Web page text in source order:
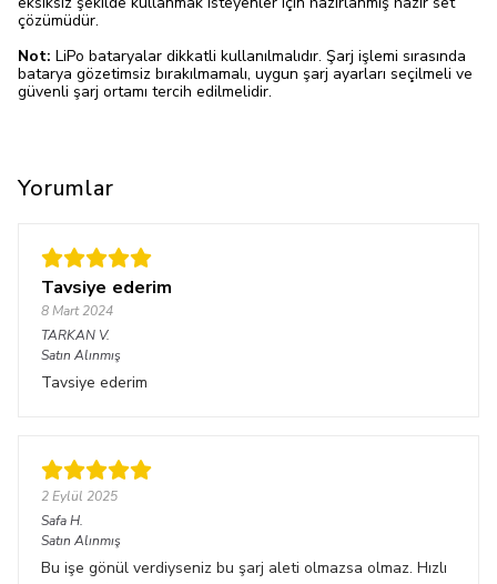
çözümüdür.
Not: LiPo bataryalar dikkatli kullanılmalıdır. Şarj işlemi sırasında
batarya gözetimsiz bırakılmamalı, uygun şarj ayarları seçilmeli ve
güvenli şarj ortamı tercih edilmelidir.
Yorumlar
Tavsiye ederim
8 Mart 2024
TARKAN V.
Satın Alınmış
Tavsiye ederim
2 Eylül 2025
SafaH.
Satın Alınmış
Bu işe gönül verdiyseniz bu şarj aleti olmazsa olmaz. Hızlı